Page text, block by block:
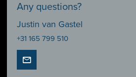
Any questions?
Justin van Gastel
+31 165 799 510